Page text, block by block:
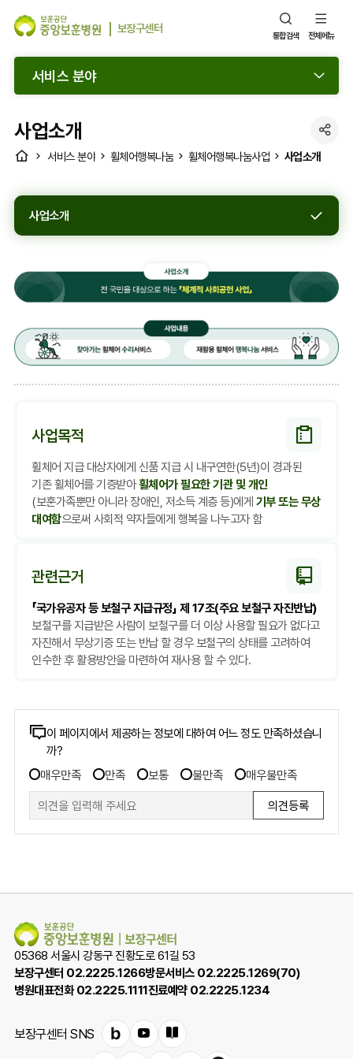
보장구센터 통합검색 전체메뉴
서비스 분야
사업소개
HOME서비스 분야 휠체어행복나눔 휠체어행복나눔사업 사업소개
SNS
열
사업소개
사업목적
휠체어 지급 대상자에게 신품 지급 시 내구연한(5년)이 경과된
기존 휠체어를 기증받아휠체어가 필요한 기관 및 개인
(보훈가족뿐만 아니라 장애인, 저소득 계층 등)에게 기부 또는 무상
대여함으로써 사회적 약자들에게 행복을 나누고자 함
관련근거
「국가유공자 등 보철구 지급규정」 제 17조(주요 보철구 자진반납)
보철구를 지급받은 사람이 보철구를 더 이상 사용할 필요가 없다고
자진해서 무상기증 또는 반납 할 경우 보철구의 상태를 고려하여
인수한 후 활용방안을 마련하여 재사용 할 수 있다.
콘
츠
만
족
도
이 페이지에서 제공하는 정보에 대하여 어느 정도 만족하셨습니
까?
만
족
도
조
사
매우만족 만족 보통 불만족 매우불만족
05368 서울시 강동구 진황도로 61길 53
보장구센터 02.2225.1266방문서비스 02.2225.1269(70)
병원대표전화 02.2225.1111진료예약 02.2225.1234
보장구센터 SNS
블
유
e